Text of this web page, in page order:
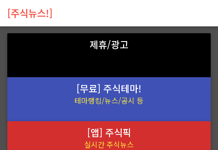
[주식뉴스!]
제휴/광고
[무료] 주식테마!
테마랭킹/뉴스/공시 등
[앱] 주식픽
실시간 주식뉴스